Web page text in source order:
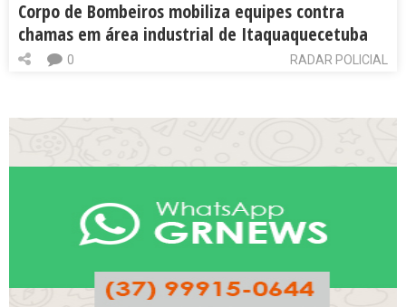
Corpo de Bombeiros mobiliza equipes contra
chamas em área industrial de Itaquaquecetuba
RADAR POLICIAL
0